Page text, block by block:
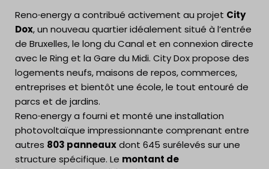
Reno⸱energy a contribué activement au projet City
Dox, un nouveau quartier idéalement situé à l’entrée
de Bruxelles, le long du Canal et en connexion directe
avec le Ring et la Gare du Midi. City Dox propose des
logements neufs, maisons de repos, commerces,
entreprises et bientôt une école, le tout entouré de
parcs et de jardins.
Reno⸱energy a fourni et monté une installation
photovoltaïque impressionnante comprenant entre
autres 803 panneauxdont 645 surélevés sur une
structure spécifique. Le montant de